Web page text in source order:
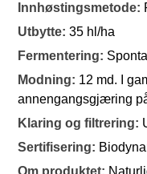
Innhøstingsmetode:
Utbytte:35 hl/ha
Fermentering:
Modning: 12 md. I
annengangsgjæring
Klaring og filtrering:
Sertifisering: